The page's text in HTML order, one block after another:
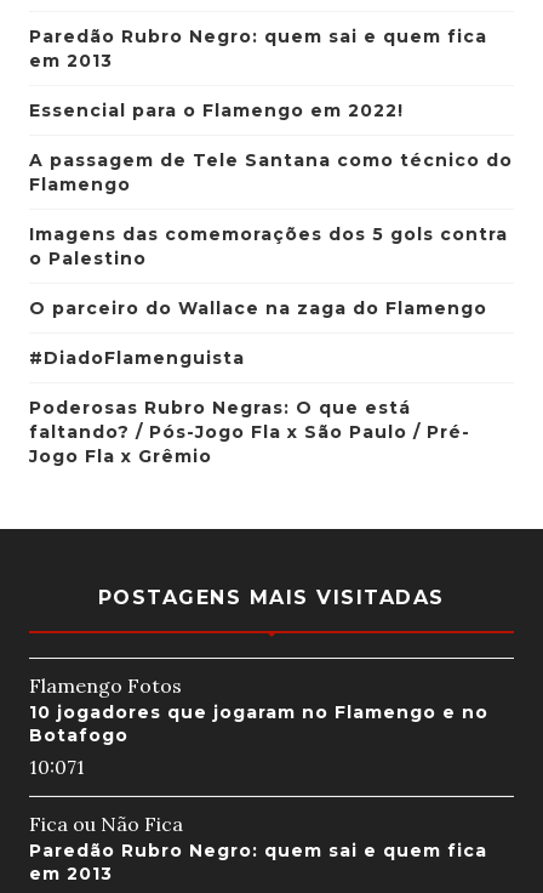
Paredão Rubro Negro: quem sai e quem fica
em 2013
Essencial para o Flamengo em 2022!
A passagem de Tele Santana como técnico do
Flamengo
Imagens das comemorações dos 5 gols contra
o Palestino
O parceiro do Wallace na zaga do Flamengo
#DiadoFlamenguista
Poderosas Rubro Negras: O que está
faltando? / Pós-Jogo Fla x São Paulo / Pré-
Jogo Fla x Grêmio
POSTAGENS MAIS VISITADAS
Flamengo Fotos
10 jogadores que jogaram no Flamengo e no
Botafogo
10:071
Fica ou Não Fica
Paredão Rubro Negro: quem sai e quem fica
em 2013